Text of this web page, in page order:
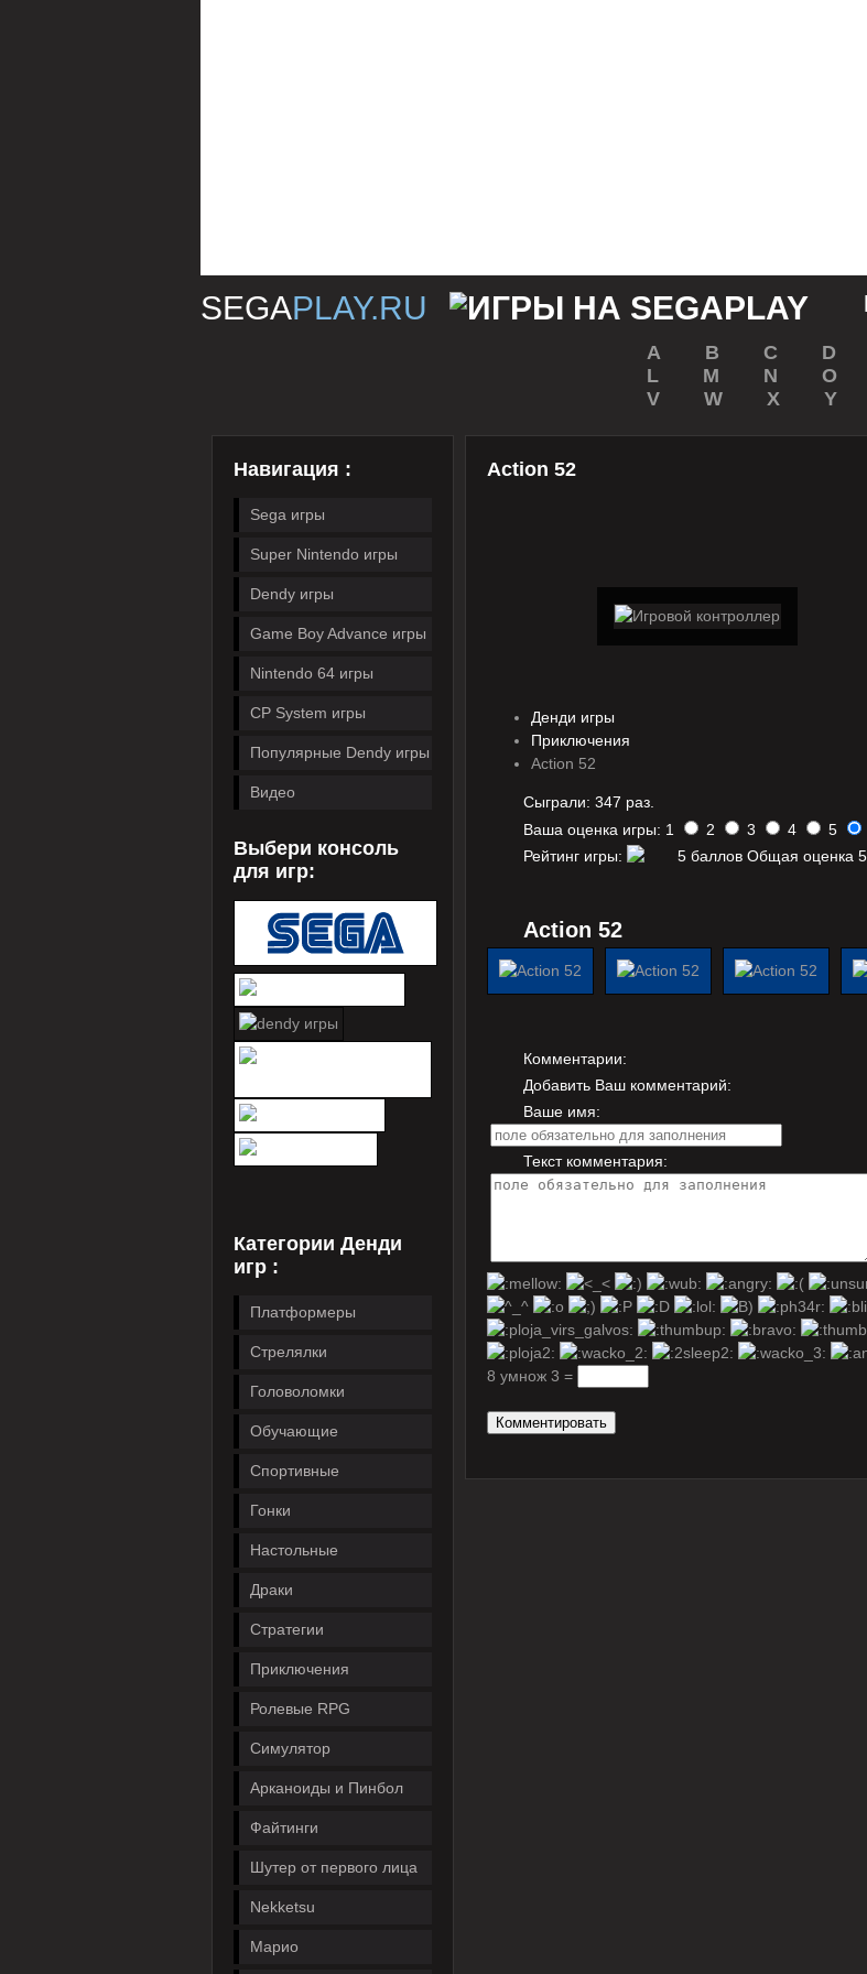
SEGAPLAY.RU
A B С D
L
M N O
V
W X Y
Навигация :
Sega игры
Super Nintendo игры
Dendy игры
Game Boy Advance игры
Nintendo 64 игры
CP System игры
Популярные Dendy игры
Видео
Выбери консоль
для игр:
Категории Денди
игр :
Платформеры
Стрелялки
Головоломки
Обучающие
Спортивные
Гонки
Настольные
Драки
Стратегии
Приключения
Ролевые RPG
Симулятор
Арканоиды и Пинбол
Файтинги
Шутер от первого лица
Nekketsu
Марио
Action 52
Денди игры
Приключения
Action 52
Сыграли: 347 раз.
Ваша оценка игры: 1
2 3 4
5
Рейтинг игры:
Общая оценка 5
Action 52
Комментарии:
Добавить Ваш комментарий:
Ваше имя:
Текст комментария:
8 умнож 3 =